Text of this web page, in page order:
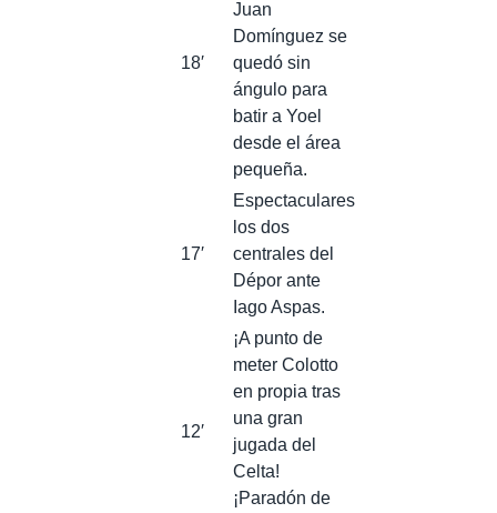
18′
Juan
Domínguez se
quedó sin
ángulo para
batir a Yoel
desde el área
pequeña.
17′
Espectaculares
los dos
centrales del
Dépor ante
Iago Aspas.
12′
¡A punto de
meter Colotto
en propia tras
una gran
jugada del
Celta!
¡Paradón de